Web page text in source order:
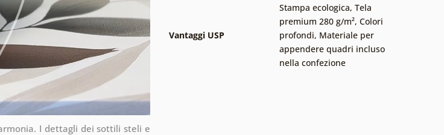
I dettagli dei sottili steli e
Vantaggi USP
Stampa ecologica, Tela
premium 280 g/m², Colori
profondi, Materiale per
appendere quadri incluso
nella confezione